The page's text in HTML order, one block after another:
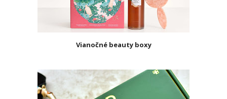
Vianočné beauty boxy